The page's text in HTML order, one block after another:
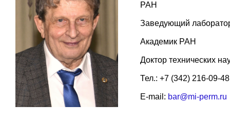
РАН
Заведующий
Академик РАН
Доктор технических
Тел.: +7 (342) 216-09-48
E-mail: bar@mi-perm.ru